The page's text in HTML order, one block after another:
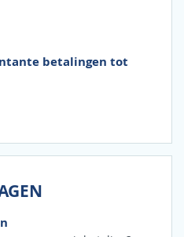
betalingen tot